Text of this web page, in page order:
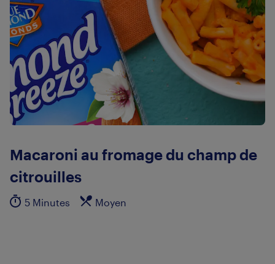
Macaroni au fromage du champ de
citrouilles
5 Minutes Moyen